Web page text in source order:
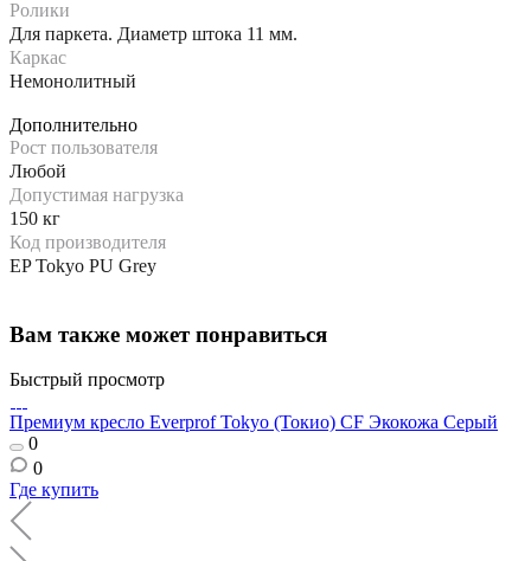
Ролики
Для паркета. Диаметр штока 11 мм.
Каркас
Немонолитный
Дополнительно
Рост пользователя
Любой
Допустимая нагрузка
150 кг
Код производителя
EP Tokyo PU Grey
Вам также может понравиться
Быстрый просмотр
Премиум кресло Everprof Tokyo (Токио) CF Экокожа Серый
0
0
Где купить